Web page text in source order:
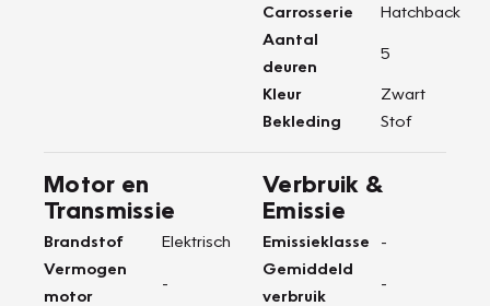
Carrosserie
Hatchback
Aantal
deuren
5
Kleur
Zwart
Bekleding
Stof
Motor en
Transmissie
Brandstof
Elektrisch
Vermogen
motor
-
Verbruik &
Emissie
Emissieklasse
-
Gemiddeld
verbruik
-